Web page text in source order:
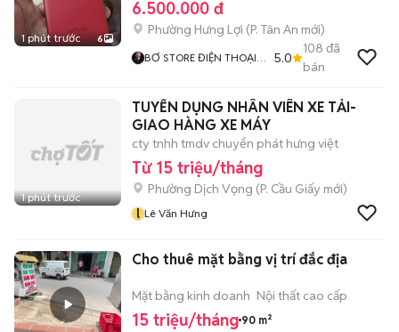
1 phút trước 6
6.500.000 đ
Phường Hưng Lợi (P. Tân An mới)
BƠ STORE ĐIỆN THOẠI
5.0
108 đã
bán
1 phút trước
TUYỂN DỤNG NHÂN VIÊN XE TẢI-
GIAO HÀNG XE MÁY
cty tnhh tmdv chuyển phát hưng việt
Từ 15 triệu/tháng
Phường Dịch Vọng (P. Cầu Giấy mới)
l Lê Văn Hưng
Cho thuê mặt bằng vị trí đắc địa
Mặt bằng kinh doanh Nội thất cao cấp
15 triệu/tháng 90 m²